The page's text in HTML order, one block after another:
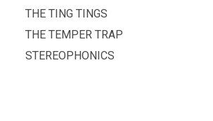
THE TING TINGS
THE TEMPER TRAP
STEREOPHONICS